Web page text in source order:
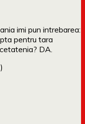
imi pun intrebarea:
pentru tara
DA.